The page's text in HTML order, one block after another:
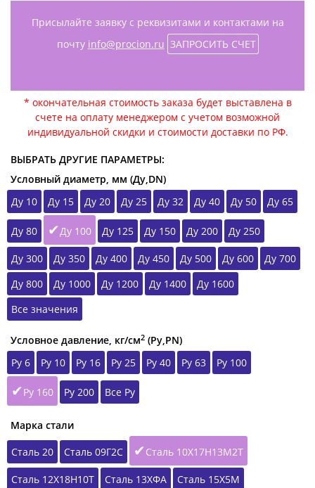
Присылайте заявку с реквизитами и контактами на
почту info@procion.ru ЗАПРОСИТЬ СЧЕТ
* окончательная стоимость заказа будет выставлена в
счете на оплату менеджером с учетом возможной
индивидуальной скидки и стоимости доставки по РФ.
ВЫБРАТЬ ДРУГИЕ ПАРАМЕТРЫ:
Условный диаметр, мм (Ду,DN)
Ду 10
Ду 15 Ду 20 Ду 25 Ду 32 Ду 40 Ду 50 Ду 65
Ду 80 Ду 100 Ду 125 Ду 150 Ду 200 Ду 250
Ду 300 Ду 350 Ду 400 Ду 450 Ду 500 Ду 600
Ду 700
Ду 800
Ду 1000 Ду 1200 Ду 1400
Ду 1600
Все значения
Условное давление, кг/см2 (Ру,РN)
Ру 6
Ру 10 Ру 16 Ру 25 Ру 40 Ру 63 Ру 100
Ру 160 Ру 200 Все Ру
Марка стали
Сталь 20
Сталь 09Г2С Сталь 10Х17Н13М2Т
Сталь 12Х18Н10Т Сталь 13ХФА
Сталь 15Х5М